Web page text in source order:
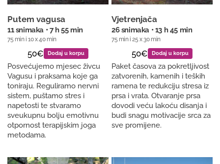
Putem vagusa
11 snimaka • 7 h 55 min
75 min i 10 x 40 min
50€ Dodaj u korpu
Posvećujemo mjesec živcu
Vagusu i praksama koje ga
toniraju. Reguliramo nervni
sistem, puštamo stres i
napetosti te stvaramo
sveukupnu bolju emotivnu
otpornost terapijskim joga
metodama.
Vjetrenjača
26 snimaka • 13 h 45 min
75 min i 25 x 30 min
50€ Dodaj u korpu
Paket časova za pokretljivost
zatvorenih, kamenih i teških
ramena te redukciju stresa iz
prsa i vrata. Otvaranje prsa
dovodi veću lakoću disanja i
budi snagu motivacije srca za
sve promijene.